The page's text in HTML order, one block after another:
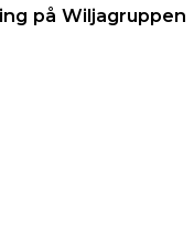
på Wiljagruppen